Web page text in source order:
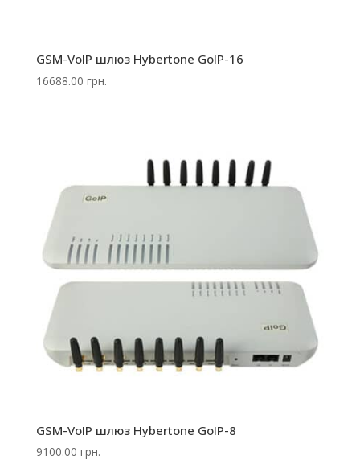
GSM-VoIP шлюз Hybertone GoIP-16
16688.00 грн.
GSM-VoIP шлюз Hybertone GoIP-8
9100.00 грн.